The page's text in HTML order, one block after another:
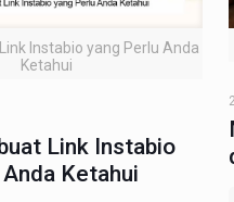
Instabio yang Perlu Anda
Ketahui
Link Instabio
Ketahui